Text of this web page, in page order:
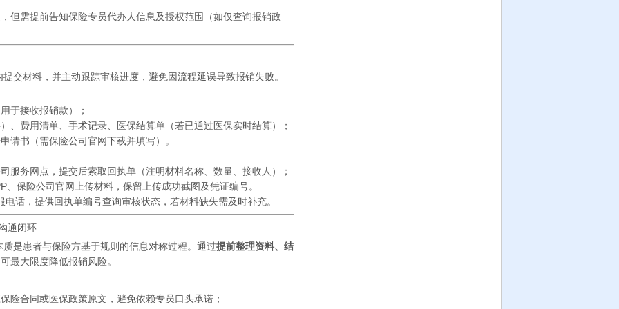
但需提前告知保险专员代办人信息及授权范围（如仅查询报销政
交材料，并主动跟踪审核进度，避免因流程延误导致报销失败。
于接收报销款）；
、费用清单、手术记录、医保结算单（若已通过医保实时结算）；
请书（需保险公司官网下载并填写）。
服务网点，提交后索取回执单（注明材料名称、数量、接收人）；
、保险公司官网上传材料，保留上传成功截图及凭证编号。
话，提供回执单编号查询审核状态，若材料缺失需及时补充。
通闭环
是患者与保险方基于规则的信息对称过程。通过提前整理资料、结
最大限度降低报销风险。
险合同或医保政策原文，避免依赖专员口头承诺；